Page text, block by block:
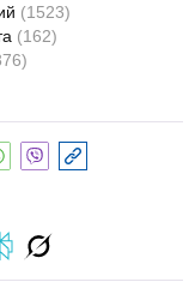
(1523)
(162)